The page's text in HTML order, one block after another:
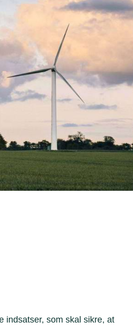
indsatser, som skal sikre, at